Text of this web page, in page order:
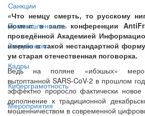
Санкции
Промышленность
За рубежом
Кадры
Киберграмотность
Мероприятия
«Что немцу смерть, то русскому
момент в зале конференции
проведённой Академией
именно в такой нестандартной
ум старая отечественная поговорка.
Ведь на поляне «ибэшых»
вытоптанной SARS-CoV-2 в прошлом
эффектно проросло фактически
дополнение к традиционной
мошенничеством в современной